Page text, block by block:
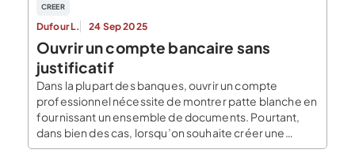
CREER
Dufour L. 24 Sep 2025
Ouvrir un compte bancaire sans
justificatif
Dans la plupart des banques, ouvrir un compte
professionnel nécessite de montrer patte blanche en
fournissant un ensemble de documents. Pourtant,
dans bien des cas, lorsqu’on souhaite créer une
entreprise de petite envergure pour se lancer, se